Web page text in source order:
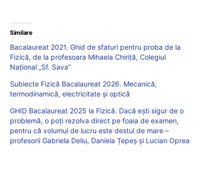
Similare
Bacalaureat 2021. Ghid de sfaturi pentru proba de la
Fizică, de la profesoara Mihaela Chiriță, Colegiul
Național „Sf. Sava”
Subiecte Fizică Bacalaureat 2026. Mecanică,
termodinamică, electricitate și optică
GHID Bacalaureat 2025 la Fizică. Dacă ești sigur de o
problemă, o poți rezolva direct pe foaia de examen,
pentru că volumul de lucru este destul de mare –
profesorii Gabriela Deliu, Daniela Țepeș și Lucian Oprea